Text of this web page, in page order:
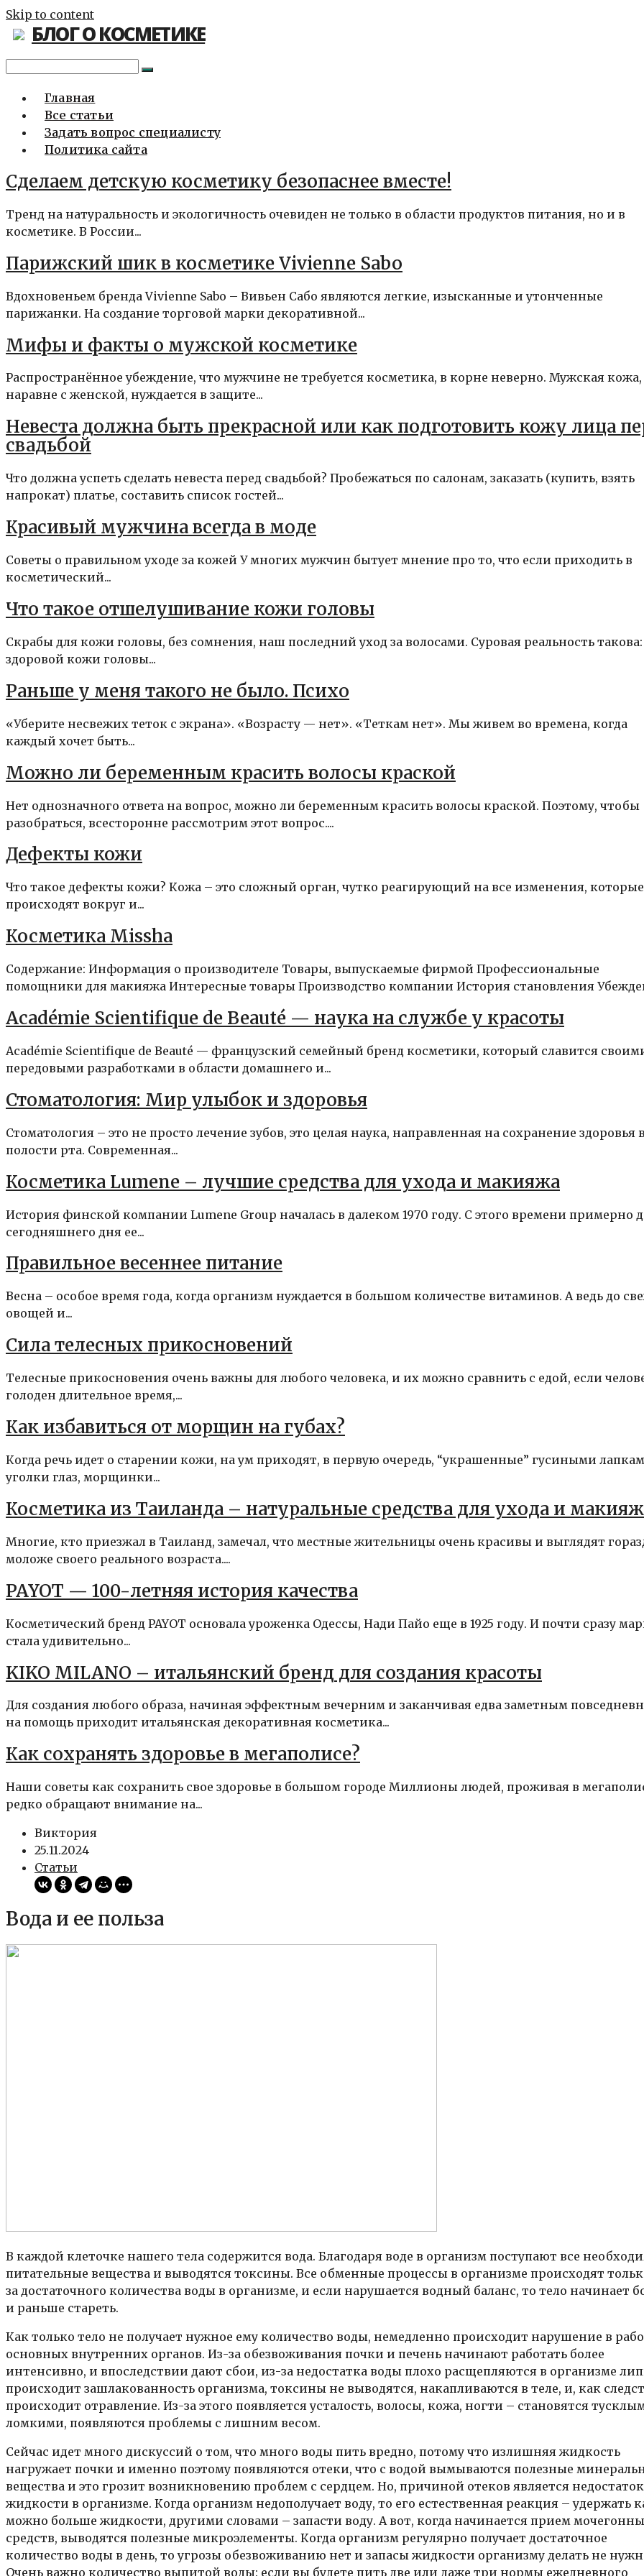
Skip to content
БЛОГ О КОСМЕТИКЕ
Главная
Все статьи
Задать вопрос специалисту
Политика сайта
Сделаем детскую косметику безопаснее вместе!
Тренд на натуральность и экологичность очевиден не только в области продуктов питания, но и в
косметике. В России...
Парижский шик в косметике Vivienne Sabo
Вдохновеньем бренда Vivienne Sabo – Вивьен Сабо являются легкие, изысканные и утонченные
парижанки. На создание торговой марки декоративной...
Мифы и факты о мужской косметике
Распространённое убеждение, что мужчине не требуется косметика, в корне неверно. Мужская кожа,
наравне с женской, нуждается в защите...
Невеста должна быть прекрасной или как подготовить кожу лица
свадьбой
Что должна успеть сделать невеста перед свадьбой? Пробежаться по салонам, заказать (купить, взять
напрокат) платье, составить список гостей...
Красивый мужчина всегда в моде
Cоветы о правильном уходе за кожей У многих мужчин бытует мнение про то, что если приходить в
косметический...
Что такое отшелушивание кожи головы
Скрабы для кожи головы, без сомнения, наш последний уход за волосами. Суровая реальность такова:
здоровой кожи головы...
Раньше у меня такого не было. Психо
«Уберите несвежих теток с экрана». «Возрасту — нет». «Теткам нет». Мы живем во времена, когда
каждый хочет быть...
Можно ли беременным красить волосы краской
Нет однозначного ответа на вопрос, можно ли беременным красить волосы краской. Поэтому, чтобы
разобраться, всесторонне рассмотрим этот вопрос....
Дефекты кожи
Что такое дефекты кожи? Кожа – это сложный орган, чутко реагирующий на все изменения, которые
происходят вокруг и...
Косметика Missha
Содержание: Информация о производителе Товары, выпускаемые фирмой Профессиональные
помощники для макияжа Интересные товары Производство компании История становления
Académie Scientifique de Beauté — наука на службе у красоты
Académie Scientifique de Beauté — французский семейный бренд косметики, который славится
передовыми разработками в области домашнего и...
Стоматология: Мир улыбок и здоровья
Стоматология – это не просто лечение зубов, это целая наука, направленная на сохранение здоровья
полости рта. Современная...
Косметика Lumene – лучшие средства для ухода и макияжа
История финской компании Lumene Group началась в далеком 1970 году. С этого времени примерно
сегодняшнего дня ее...
Правильное весеннее питание
Весна – особое время года, когда организм нуждается в большом количестве витаминов. А ведь до
овощей и...
Сила телесных прикосновений
Телесные прикосновения очень важны для любого человека, и их можно сравнить с едой, если
голоден длительное время,...
Как избавиться от морщин на губах?
Когда речь идет о старении кожи, на ум приходят, в первую очередь, “украшенные” гусиными
уголки глаз, морщинки...
Косметика из Таиланда – натуральные средства для ухода и
Многие, кто приезжал в Таиланд, замечал, что местные жительницы очень красивы и выглядят
моложе своего реального возраста....
PAYOT — 100-летняя история качества
Косметический бренд PAYOT основала уроженка Одессы, Нади Пайо еще в 1925 году. И почти сразу
стала удивительно...
KIKO MILANO – итальянский бренд для создания красоты
Для создания любого образа, начиная эффектным вечерним и заканчивая едва заметным
на помощь приходит итальянская декоративная косметика...
Как сохранять здоровье в мегаполисе?
Наши советы как сохранить свое здоровье в большом городе Миллионы людей, проживая в
редко обращают внимание на...
Виктория
25.11.2024
Статьи
Вода и ее польза
В каждой клеточке нашего тела содержится вода. Благодаря воде в организм поступают все
питательные вещества и выводятся токсины. Все обменные процессы в организме происходят
за достаточного количества воды в организме, и если нарушается водный баланс, то тело начинает
и раньше стареть.
Как только тело не получает нужное ему количество воды, немедленно происходит нарушение в
основных внутренних органов. Из-за обезвоживания почки и печень начинают работать более
интенсивно, и впоследствии дают сбои, из-за недостатка воды плохо расщепляются в организме
происходит зашлакованность организма, токсины не выводятся, накапливаются в теле, и, как
происходит отравление. Из-за этого появляется усталость, волосы, кожа, ногти – становятся
ломкими, появляются проблемы с лишним весом.
Сейчас идет много дискуссий о том, что много воды пить вредно, потому что излишняя жидкость
нагружает почки и именно поэтому появляются отеки, что с водой вымываются полезные
вещества и это грозит возникновению проблем с сердцем. Но, причиной отеков является недостаток
жидкости в организме. Когда организм недополучает воду, то его естественная реакция – удержать
можно больше жидкости, другими словами – запасти воду. А вот, когда начинается прием
средств, выводятся полезные микроэлементы. Когда организм регулярно получает достаточное
количество воды в день, то угрозы обезвоживанию нет и запасы жидкости организму делать не
Очень важно количество выпитой воды: если вы будете пить две или даже три нормы ежедневного